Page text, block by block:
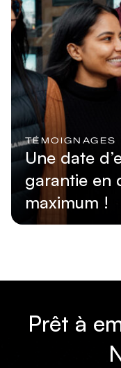
TÉMOIGNAGES
Une date
garantie en
maximum !
Prêt à